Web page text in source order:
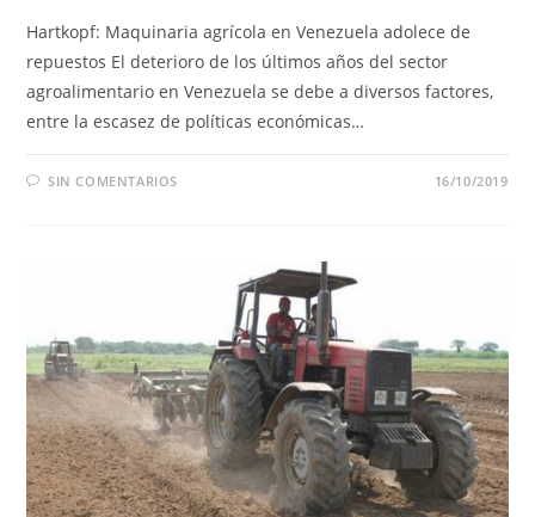
Hartkopf: Maquinaria agrícola en Venezuela adolece de
repuestos El deterioro de los últimos años del sector
agroalimentario en Venezuela se debe a diversos factores,
entre la escasez de políticas económicas…
SIN COMENTARIOS 16/10/2019